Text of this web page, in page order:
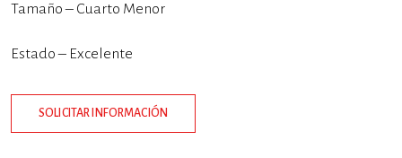
Tamaño – Cuarto Menor
Estado – Excelente
SOLICITAR INFORMACIÓN